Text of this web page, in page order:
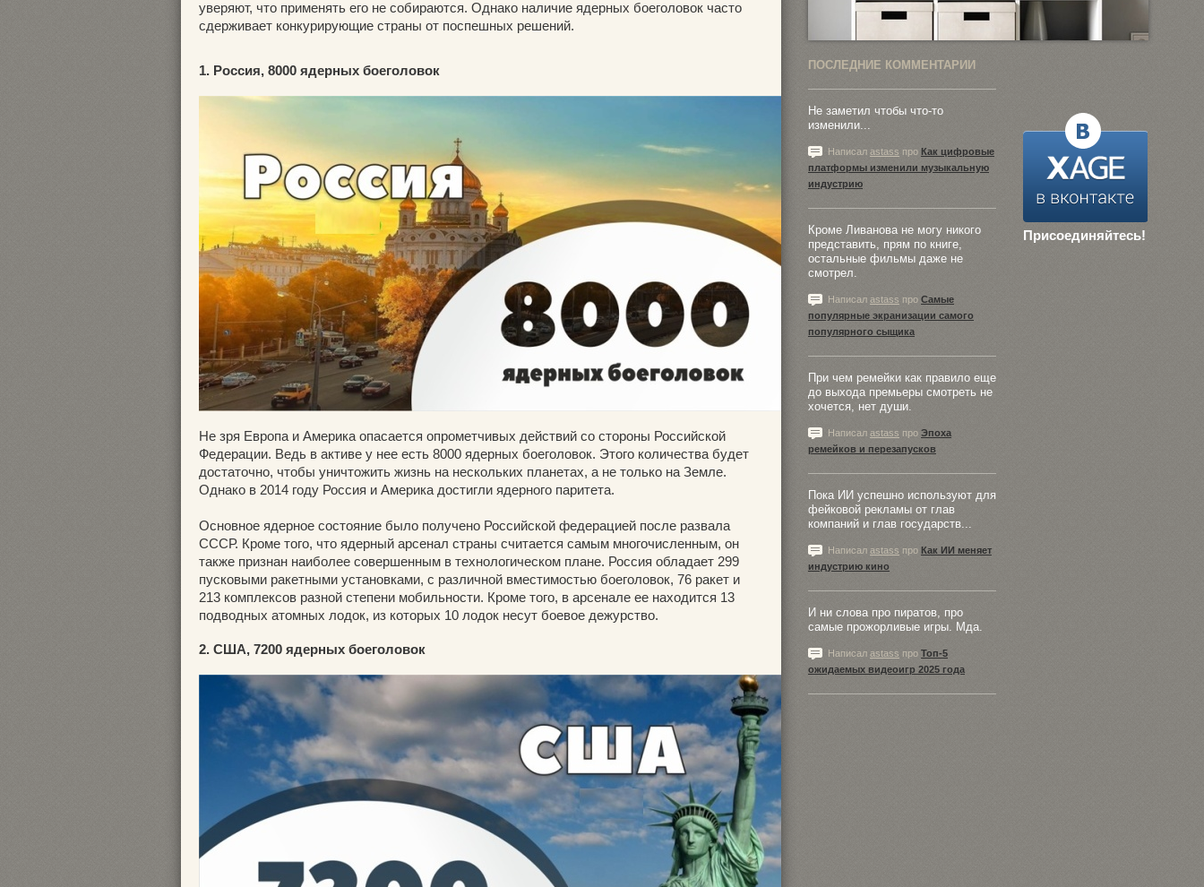
уверяют, что применять его не собираются. Однако наличие ядерных боеголовок часто
сдерживает конкурирующие страны от поспешных решений.
1. Россия, 8000 ядерных боеголовок
Не зря Европа и Америка опасается опрометчивых действий со стороны Российской
Федерации. Ведь в активе у нее есть 8000 ядерных боеголовок. Этого количества будет
достаточно, чтобы уничтожить жизнь на нескольких планетах, а не только на Земле.
Однако в 2014 году Россия и Америка достигли ядерного паритета.
Основное ядерное состояние было получено Российской федерацией после развала
СССР. Кроме того, что ядерный арсенал страны считается самым многочисленным, он
также признан наиболее совершенным в технологическом плане. Россия обладает 299
пусковыми ракетными установками, с различной вместимостью боеголовок, 76 ракет и
213 комплексов разной степени мобильности. Кроме того, в арсенале ее находится 13
подводных атомных лодок, из которых 10 лодок несут боевое дежурство.
2. США, 7200 ядерных боеголовок
ПОСЛЕДНИЕ КОММЕНТАРИИ
Присоединяйтесь!
Не заметил чтобы что-то
изменили...
Написал astass про Как цифровые
платформы изменили музыкальную
индустрию
Кроме Ливанова не могу никого
представить, прям по книге,
остальные фильмы даже не
смотрел.
Написал astass про Самые
популярные экранизации самого
популярного сыщика
При чем ремейки как правило еще
до выхода премьеры смотреть не
хочется, нет души.
Написал astass про Эпоха
ремейков и перезапусков
Пока ИИ успешно используют для
фейковой рекламы от глав
компаний и глав государств...
Написал astass про Как ИИ меняет
индустрию кино
И ни слова про пиратов, про
самые прожорливые игры. Мда.
Написал astass про Топ-5
ожидаемых видеоигр 2025 года